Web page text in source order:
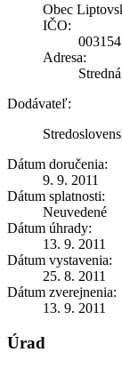
Obec
IČO:
Adresa:
Dodávateľ:
Dátum doručenia:
9. 9. 2011
Dátum splatnosti:
Neuvedené
Dátum úhrady:
13. 9. 2011
Dátum vystavenia:
25. 8. 2011
Dátum zverejnenia:
13. 9. 2011
Úrad